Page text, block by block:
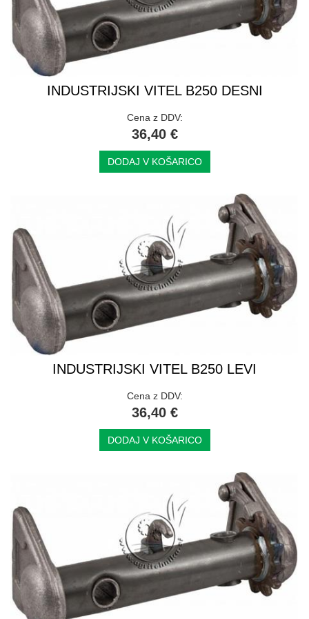
INDUSTRIJSKI VITEL B250 DESNI
Cena z DDV:
36,40 €
DODAJ V KOŠARICO
INDUSTRIJSKI VITEL B250 LEVI
Cena z DDV:
36,40 €
DODAJ V KOŠARICO